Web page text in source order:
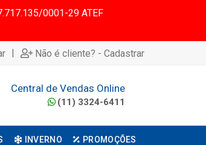
0001-29 ATEF
| Não é cliente? - Cadastrar
Central de Vendas Online
(11) 3324-6411
INVERNO PROMOÇÕES